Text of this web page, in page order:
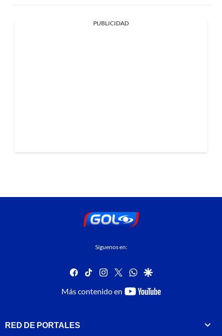
PUBLICIDAD
Síguenos en:
facebook
tiktok instagram
twitterwhatsapp
google
Más contenido en
youtube-
RED DE PORTALES